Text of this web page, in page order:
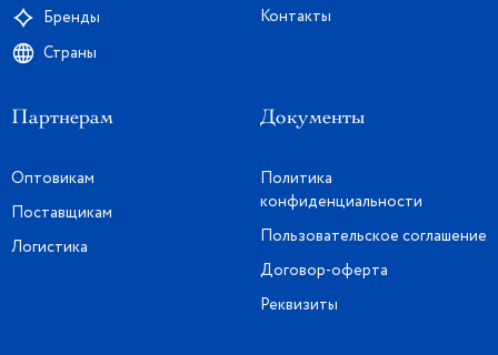
Бренды
Страны
Контакты
Партнерам
Оптовикам
Поставщикам
Логистика
Документы
Политика
конфиденциальности
Пользовательское соглашение
Договор-оферта
Реквизиты